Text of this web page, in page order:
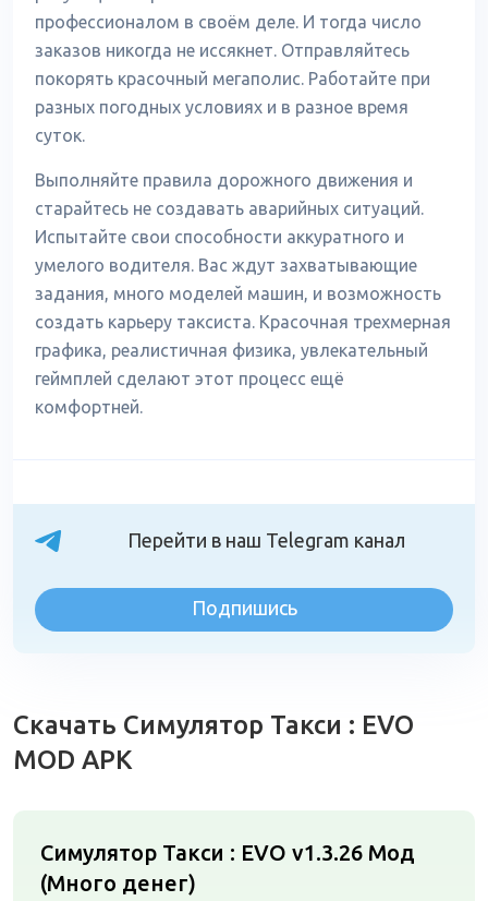
профессионалом в своём деле. И тогда число
заказов никогда не иссякнет. Отправляйтесь
покорять красочный мегаполис. Работайте при
разных погодных условиях и в разное время
суток.
Выполняйте правила дорожного движения и
старайтесь не создавать аварийных ситуаций.
Испытайте свои способности аккуратного и
умелого водителя. Вас ждут захватывающие
задания, много моделей машин, и возможность
создать карьеру таксиста. Красочная трехмерная
графика, реалистичная физика, увлекательный
геймплей сделают этот процесс ещё
комфортней.
Перейти в наш Telegram канал
Подпишись
Скачать Симулятор Такси : EVO
MOD APK
Симулятор Такси : EVO v1.3.26 Мод
(Много денег)